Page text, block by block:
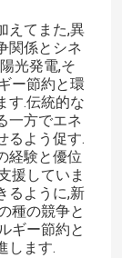
えてまた,異
関係とシネ
光発電,そ
ー節約と環
す.伝統的な
一方でエネ
るよう促す.
経験と優位
援していま
るように,新
種の競争と
ギー節約と
します.